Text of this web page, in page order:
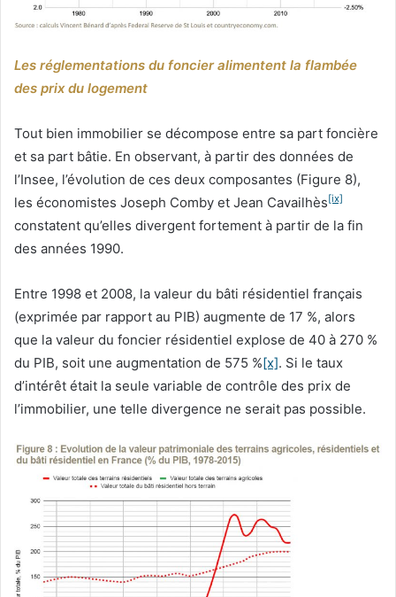
Les réglementations du foncier alimentent la flambée
des prix du logement
Tout bien immobilier se décompose entre sa part foncière
et sa part bâtie. En observant, à partir des données de
l’Insee, l’évolution de ces deux composantes (Figure 8),
les économistes Joseph Comby et Jean Cavailhès[ix]
constatent qu’elles divergent fortement à partir de la fin
des années 1990.
Entre 1998 et 2008, la valeur du bâti résidentiel français
(exprimée par rapport au PIB) augmente de 17 %, alors
que la valeur du foncier résidentiel explose de 40 à 270 %
du PIB, soit une augmentation de 575 %[x]. Si le taux
d’intérêt était la seule variable de contrôle des prix de
l’immobilier, une telle divergence ne serait pas possible.